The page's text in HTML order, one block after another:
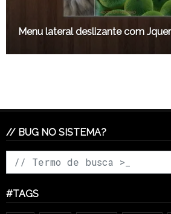
Menu lateral deslizante com
// BUG NO SISTEMA?
#TAGS